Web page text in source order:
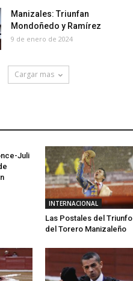
Manizales: Triunfan
Mondoñedo y Ramírez
9 de enero de 2024
Cargar mas
Juli
INTERNACIONAL
Las Postales del Triunfo
del Torero Manizaleño